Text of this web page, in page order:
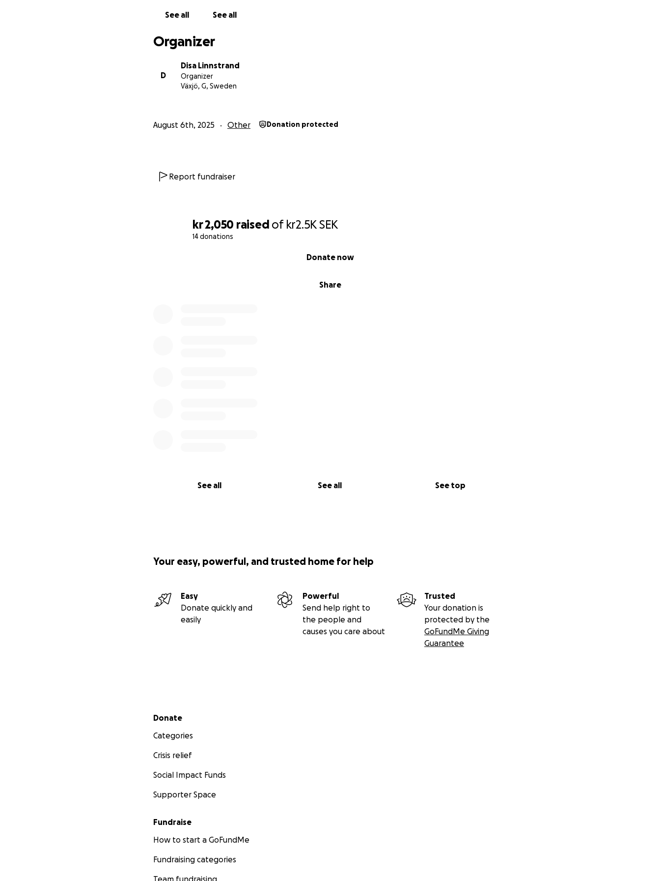
kr 2,050 raised of kr2.5KSEK
14 donations
Share
Donate now
See all See all See top
See all See all
Organizer
D
Disa Linnstrand
Organizer
Växjö, G, Sweden
August 6th, 2025 Other Donation protected
Report fundraiser
Your easy, powerful, and trusted home for help
Easy
Donate quickly and
easily
Powerful
Send help right to
the people and
causes you care about
Trusted
Your donation is
protected by the
GoFundMe Giving
Guarantee
Secondary menu
Donate
Categories
Crisis relief
Social Impact Funds
Supporter Space
Fundraise
How to start a GoFundMe
Fundraising categories
Team fundraising